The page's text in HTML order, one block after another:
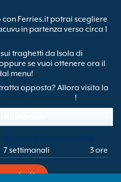
Ferries.it potrai scegliere
in partenza verso circa 1
traghetti da Isola di
se vuoi ottenere ora il
menu!
opposta? Allora visita la
!
7 settimanali 3 ore
una tratta